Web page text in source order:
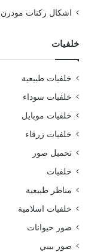
اشكال ركنات مودرن 2022 بتصميمات رائعة
خلفيات
خلفيات طبيعية
خلفيات سوداء
خلفيات موبايل
خلفيات زرقاء
تحميل صور
خلفيات
مناظر طبيعية
خلفيات اسلامية
صور حيوانات
صور بيبي